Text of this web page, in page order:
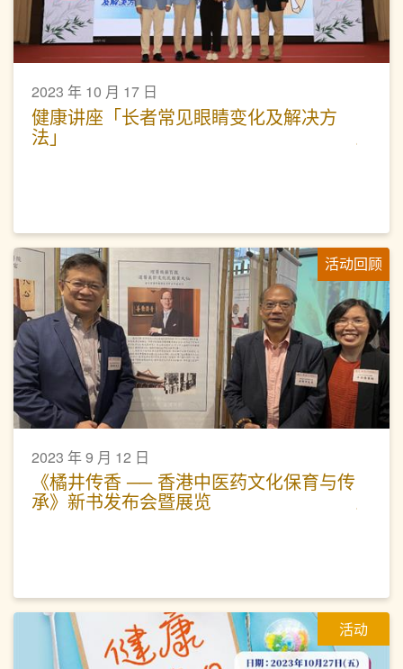
2023 年 10 月 17 日
健康讲座「长者常见眼睛变化及解决方
法」
活动回顾
2023 年 9 月 12 日
《橘井传香 ── 香港中医药文化保育与传
承》新书发布会暨展览
活动